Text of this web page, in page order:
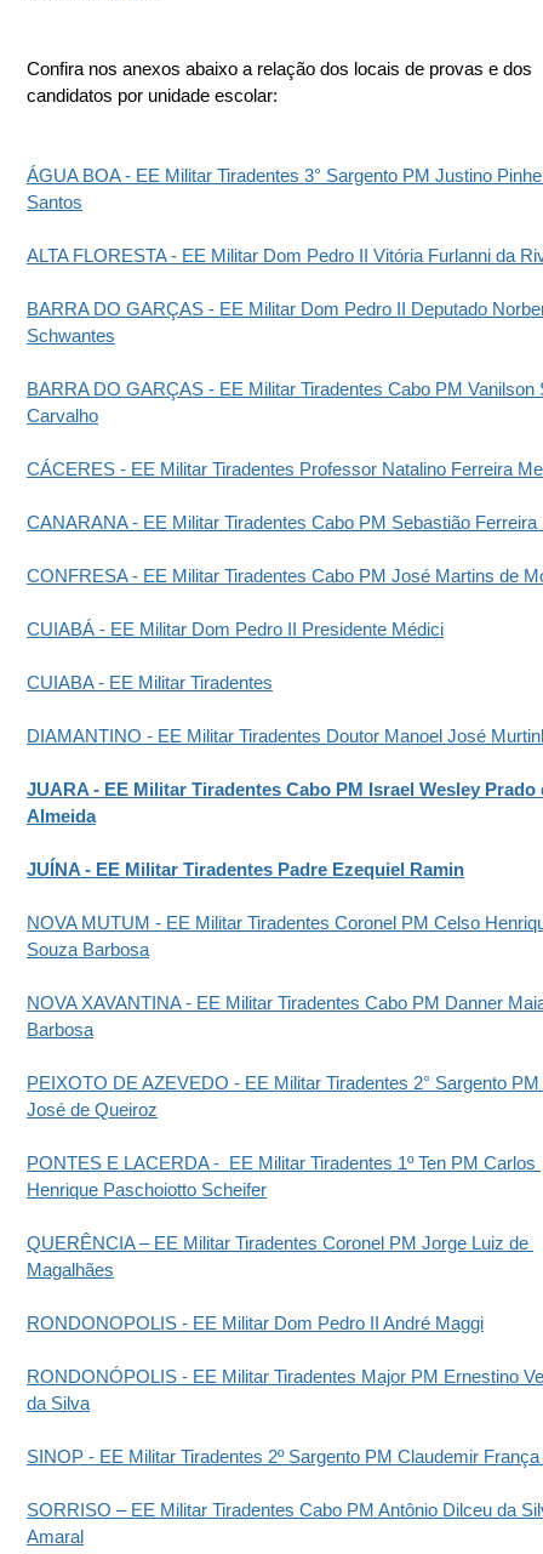
Confira nos anexos abaixo a relação dos locais de provas e dos
candidatos por unidade escolar:
ÁGUA BOA - EE Militar Tiradentes 3° Sargento PM Justino
Santos
ALTA FLORESTA - EE Militar Dom Pedro II Vitória Furlanni da
BARRA DO GARÇAS - EE Militar Dom Pedro II Deputado
Schwantes
BARRA DO GARÇAS - EE Militar Tiradentes Cabo PM
Carvalho
CÁCERES - EE Militar Tiradentes Professor Natalino Ferreira
CANARANA - EE Militar Tiradentes Cabo PM Sebastião Ferreira
CONFRESA - EE Militar Tiradentes Cabo PM José Martins de
CUIABÁ - EE Militar Dom Pedro II Presidente Médici
CUIABA - EE Militar Tiradentes
DIAMANTINO - EE Militar Tiradentes Doutor Manoel José
JUARA - EE Militar Tiradentes Cabo PM Israel Wesley
Almeida
JUÍNA - EE Militar Tiradentes Padre Ezequiel Ramin
NOVA MUTUM - EE Militar Tiradentes Coronel PM Celso
Souza Barbosa
NOVA XAVANTINA - EE Militar Tiradentes Cabo PM Danner
Barbosa
PEIXOTO DE AZEVEDO - EE Militar Tiradentes 2° Sargento
José de Queiroz
PONTES E LACERDA -  EE Militar Tiradentes 1º Ten PM Carlos
Henrique Paschoiotto Scheifer
QUERÊNCIA – EE Militar Tiradentes Coronel PM Jorge Luiz de
Magalhães
RONDONOPOLIS - EE Militar Dom Pedro II André Maggi
RONDONÓPOLIS - EE Militar Tiradentes Major PM Ernestino
da Silva
SINOP - EE Militar Tiradentes 2º Sargento PM Claudemir
SORRISO – EE Militar Tiradentes Cabo PM Antônio Dilceu da
Amaral